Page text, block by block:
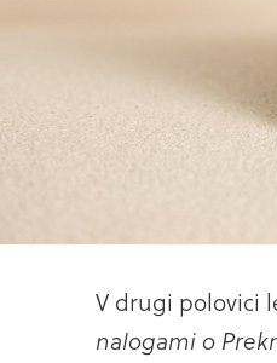
V drugi polovici
nalogami o